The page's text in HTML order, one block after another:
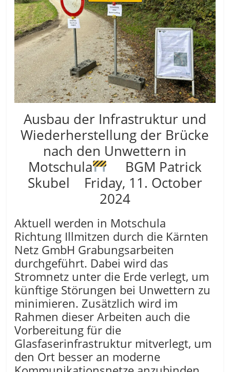
Ausbau der Infrastruktur und
Wiederherstellung der Brücke
nach den Unwettern in
Motschula
BGM Patrick
Skubel Friday, 11. October
2024
Aktuell werden in Motschula
Richtung Illmitzen durch die Kärnten
Netz GmbH Grabungsarbeiten
durchgeführt. Dabei wird das
Stromnetz unter die Erde verlegt, um
künftige Störungen bei Unwettern zu
minimieren. Zusätzlich wird im
Rahmen dieser Arbeiten auch die
Vorbereitung für die
Glasfaserinfrastruktur mitverlegt, um
den Ort besser an moderne